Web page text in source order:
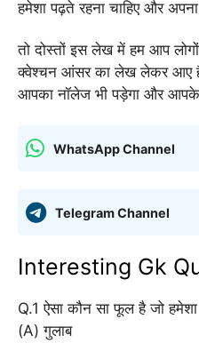
हमेशा पढ़ते रहना चाहिए और
तो दोस्तों इस लेख में हम आप
क्वेश्चन आंसर का लेख लेकर आए हैं
आपका नॉलेज भी पड़ेगा और आपके
WhatsApp Channel
Telegram Channel
Interesting Gk
Q.1 ऐसा कौन सा फूल है जो
(A) गुलाब